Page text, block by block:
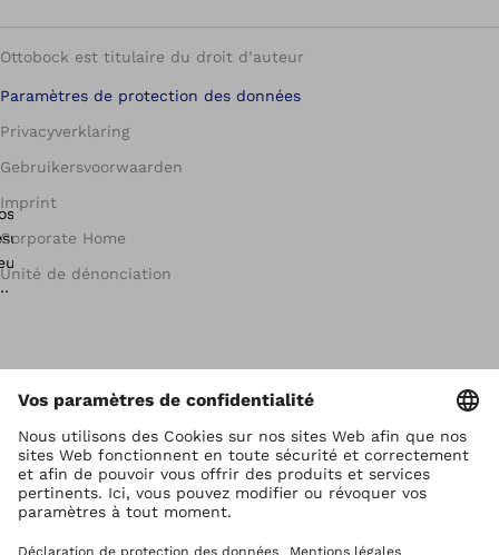
Ottobock est titulaire du droit d’auteur
Paramètres de protection des données
Privacyverklaring
Gebruikersvoorwaarden
Imprint
Corporate Home
Unité de dénonciation